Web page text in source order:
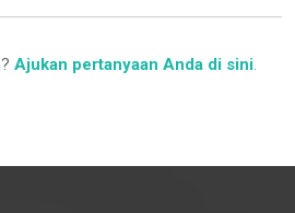
Ajukan pertanyaan Anda di sini.